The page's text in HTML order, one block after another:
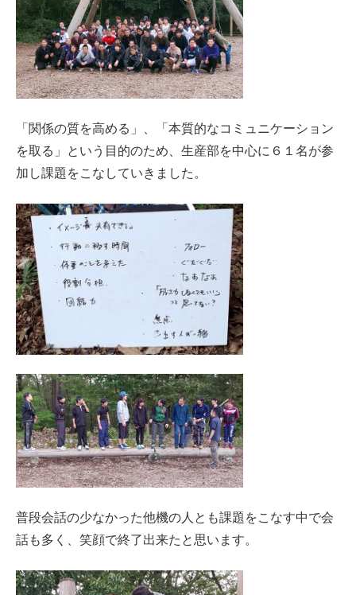
「関係の質を高める」、「本質的なコミュニケーション
を取る」という目的のため、生産部を中心に６１名が参
加し課題をこなしていきました。
普段会話の少なかった他機の人とも課題をこなす中で会
話も多く、笑顔で終了出来たと思います。